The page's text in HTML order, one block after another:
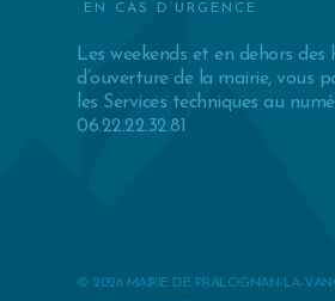
EN CAS D’URGENCE
Les weekends et en dehors des
d’ouverture de la mairie, vous
les Services techniques au
06.22.22.32.81
© 2026 MAIRIE DE PRALOGNAN-LA-